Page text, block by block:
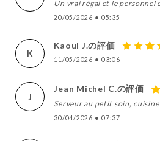
Un vrai régal et le personnel
20/05/2026 • 05:35
K
Kaoul J.の評価
11/05/2026 • 03:06
J
Jean Michel C.の評価
Serveur au petit soin,
30/04/2026 • 07:37